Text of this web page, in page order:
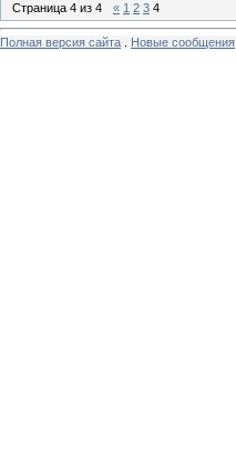
Страница 4 из 4 « 1 2 3 4
Полная версия сайта Новые сообщения